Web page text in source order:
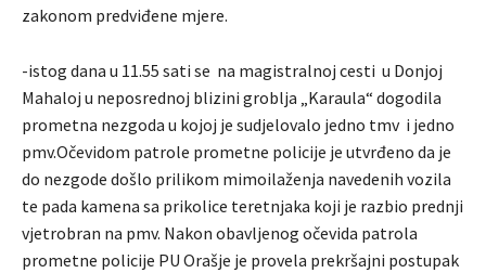
zakonom predviđene mjere.
-istog dana u 11.55 sati se na magistralnoj cesti u Donjoj
Mahaloj u neposrednoj blizini groblja „Karaula“ dogodila
prometna nezgoda u kojoj je sudjelovalo jedno tmv i jedno
pmv.Očevidom patrole prometne policije je utvrđeno da je
do nezgode došlo prilikom mimoilaženja navedenih vozila
te pada kamena sa prikolice teretnjaka koji je razbio prednji
vjetrobran na pmv. Nakon obavljenog očevida patrola
prometne policije PU Orašje je provela prekršajni postupak